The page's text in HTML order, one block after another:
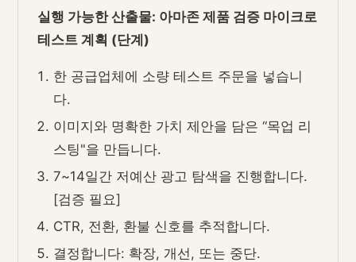
실행 가능한 산출물: 아마존 제품 검증 마이크로
테스트 계획 (단계)
한 공급업체에 소량 테스트 주문을 넣습니
다.
이미지와 명확한 가치 제안을 담은 “목업 리
스팅"을 만듭니다.
7~14일간 저예산 광고 탐색을 진행합니다.
[검증 필요]
CTR, 전환, 환불 신호를 추적합니다.
결정합니다: 확장, 개선, 또는 중단.